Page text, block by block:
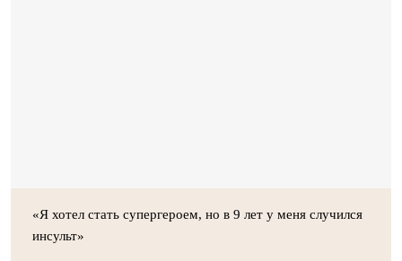
«Я хотел стать супергероем, но в 9 лет у меня случился
инсульт»